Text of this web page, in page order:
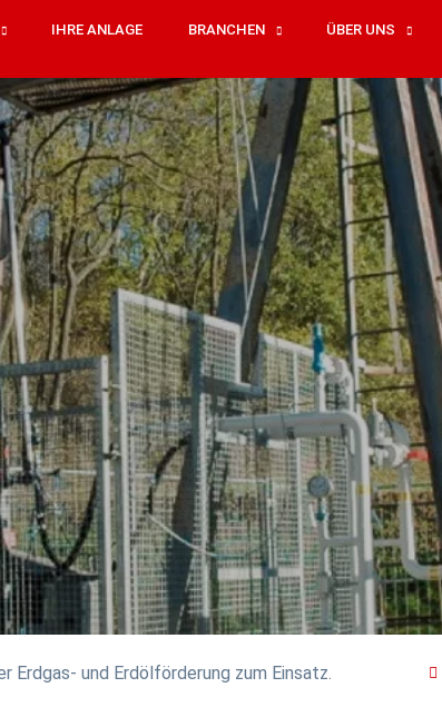
IHRE ANLAGE BRANCHEN ÜBER UNS
und Erdölförderung zum Einsatz.